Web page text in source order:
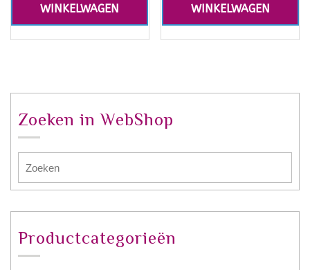
WINKELWAGEN
WINKELWAGEN
Zoeken in WebShop
Productcategorieën